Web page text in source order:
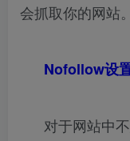
会抓取你的网站。
Nofollow设
对于网站中